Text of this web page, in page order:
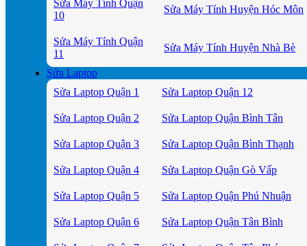
Sửa Máy Tính Quận
10
Sửa Máy Tính Huyện Hóc Môn
Sửa Máy Tính Quận
11
Sửa Máy Tính Huyện Nhà Bè
Sửa Laptop
Sửa Laptop Quận 1
Sửa Laptop Quận 12
Sửa Laptop Quận 2 Sửa Laptop Quận Bình Tân
Sửa Laptop Quận 3 Sửa Laptop Quận Bình Thạnh
Sửa Laptop Quận 4 Sửa Laptop Quận Gò Vấp
Sửa Laptop Quận 5 Sửa Laptop Quận Phú Nhuận
Sửa Laptop Quận 6 Sửa Laptop Quận Tân Bình